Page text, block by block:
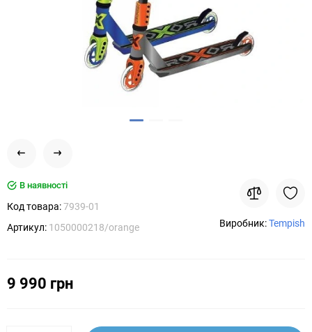
В наявності
Код товара:7939-01
Артикул: 1050000218/orange Виробник:Tempish
9 990 грн